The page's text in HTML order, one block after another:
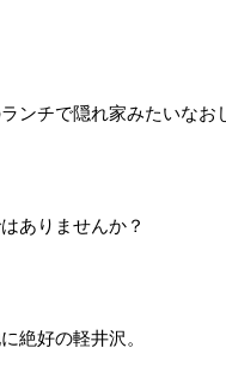
ランチで隠れ家みたいなお
ありませんか？
絶好の軽井沢。